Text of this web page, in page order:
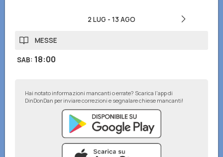
2 LUG - 13 AGO
MESSE
SAB: 18:00
Hai notato informazioni mancanti o errate? Scarica l'app di
DinDonDan per inviare correzioni e segnalare chiese mancanti!